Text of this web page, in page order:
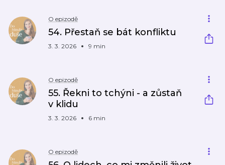
O epizodě
54. Přestaň se bát konfliktu
3. 3. 2026 9 min
O epizodě
55. Řekni to tchýni - a zůstaň
v klidu
3. 3. 2026 6 min
O epizodě